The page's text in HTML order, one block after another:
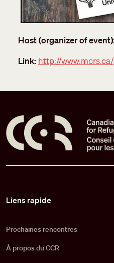
Host (organizer of event)
Link http://www.mcrs.ca/
Liens rapide
Prochaines rencontres
À propos du CCR